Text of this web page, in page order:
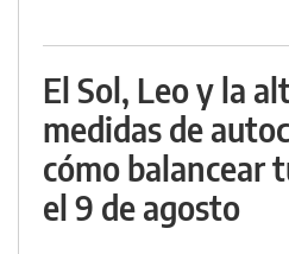
El Sol, Leo y la
medidas de
cómo balancear
el 9 de agosto